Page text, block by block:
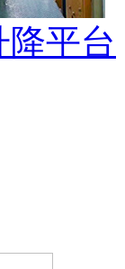
降平台